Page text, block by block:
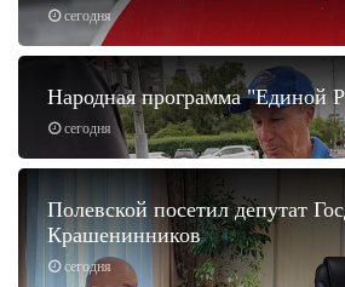
сегодня
сегодня
Народная программа "Единой
сегодня
Полевской посетил депутат
Крашенинников